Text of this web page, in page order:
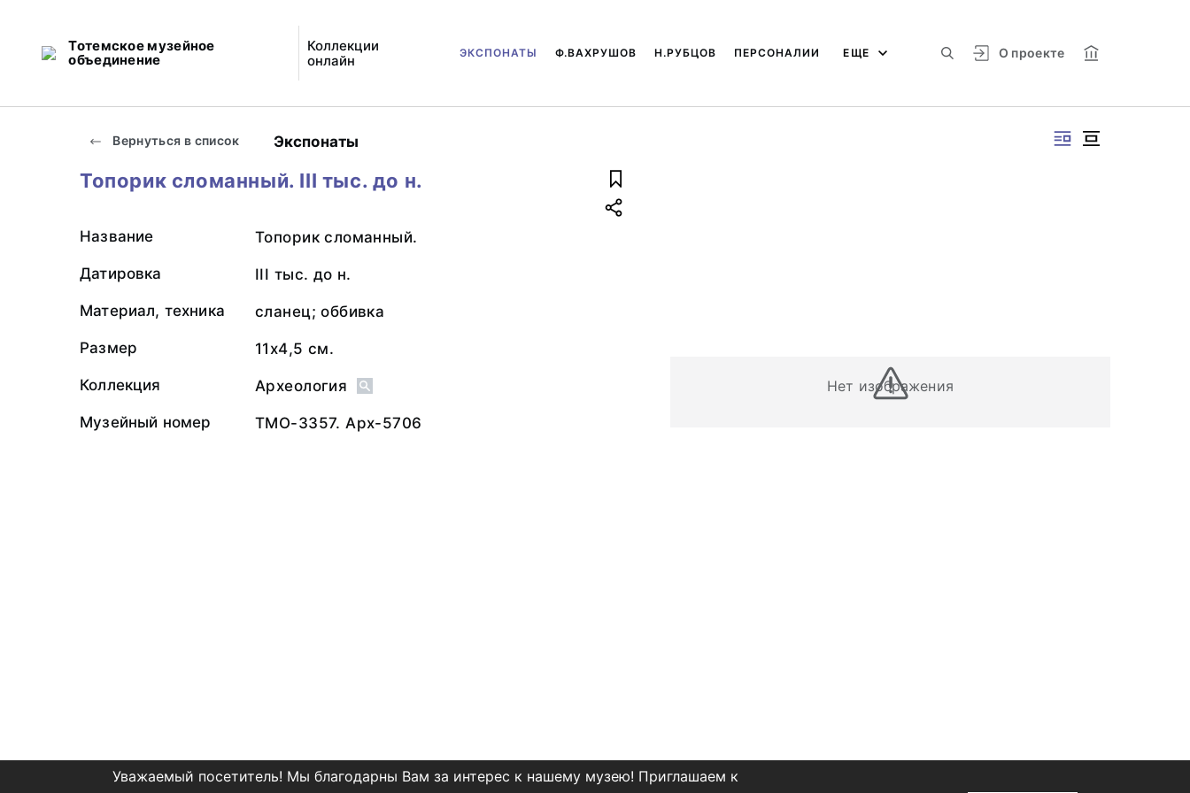
Тотемское музейное
объединение
Коллекции
онлайн
О проекте
ЭКСПОНАТЫ Ф.ВАХРУШОВ Н.РУБЦОВ ПЕРСОНАЛИИ ЕЩЕ
Вернуться в список Экспонаты
Нет изображения
Топорик сломанный. III тыс. до н.
Название Топорик сломанный.
Датировка III тыс. до н.
Материал, техника сланец; оббивка
Размер 11х4,5 см.
Коллекция Археология
Музейный номер ТМО-3357. Арх-5706
Уважаемый посетитель! Мы благодарны Вам за интерес к нашему музею! Приглашаем к